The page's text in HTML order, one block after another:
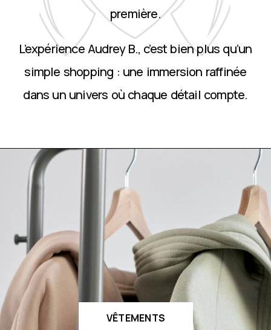
première.
L’expérience Audrey B., c’est bien plus qu’un
simple shopping : une immersion raffinée
dans un univers où chaque détail compte.
VÊTEMENTS